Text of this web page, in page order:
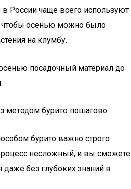
в России чаще всего используют
осенью можно было
на клумбу.
посадочный материал до
методом бурито пошагово
бурито важно строго
несложный, и вы сможете
даже без глубоких знаний в